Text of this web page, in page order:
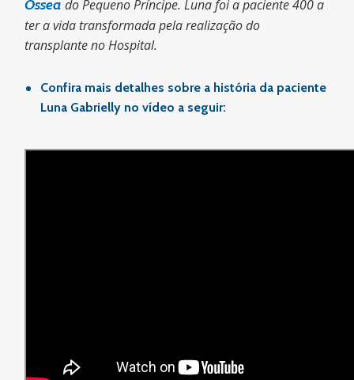
Óssea do Pequeno Príncipe. Luna foi a paciente 400 a
ter a vida transformada pela realização do
transplante no Hospital.
Confira mais detalhes sobre a história da paciente
Luna Gabrielly no vídeo a seguir: